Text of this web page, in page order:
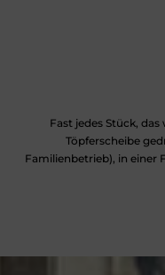
Fast jedes Stück,
Töpferscheibe
Familienbetrieb), in einer